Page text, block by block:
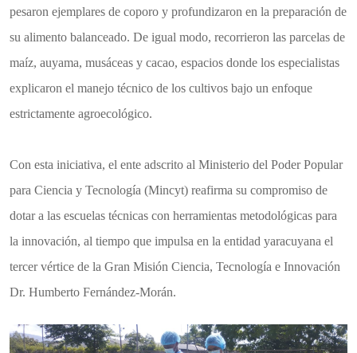
pesaron ejemplares de coporo y profundizaron en la preparación de
su alimento balanceado. De igual modo, recorrieron las parcelas de
maíz, auyama, musáceas y cacao, espacios donde los especialistas
explicaron el manejo técnico de los cultivos bajo un enfoque
estrictamente agroecológico.
Con esta iniciativa, el ente adscrito al Ministerio del Poder Popular
para Ciencia y Tecnología (Mincyt) reafirma su compromiso de
dotar a las escuelas técnicas con herramientas metodológicas para
la innovación, al tiempo que impulsa en la entidad yaracuyana el
tercer vértice de la Gran Misión Ciencia, Tecnología e Innovación
Dr. Humberto Fernández-Morán.